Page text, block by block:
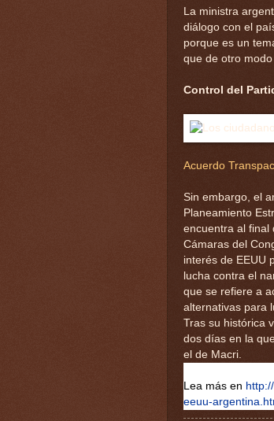
La ministra
diálogo con el
porque es un
que de otro
Control del
Acuerdo
Sin embargo, el
Planeamiento
encuentra al final
Cámaras del
interés de EEUU
lucha contra el
que se refiere a
alternativas para
Tras su histórica
dos días en la
el de Macri.
Lea más en
eeuu-